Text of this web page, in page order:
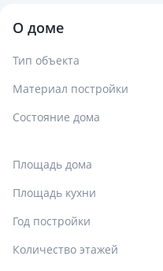
О доме
Тип объекта
Материал постройки
Состояние дома
Площадь дома
Площадь кухни
Год постройки
Количество этажей